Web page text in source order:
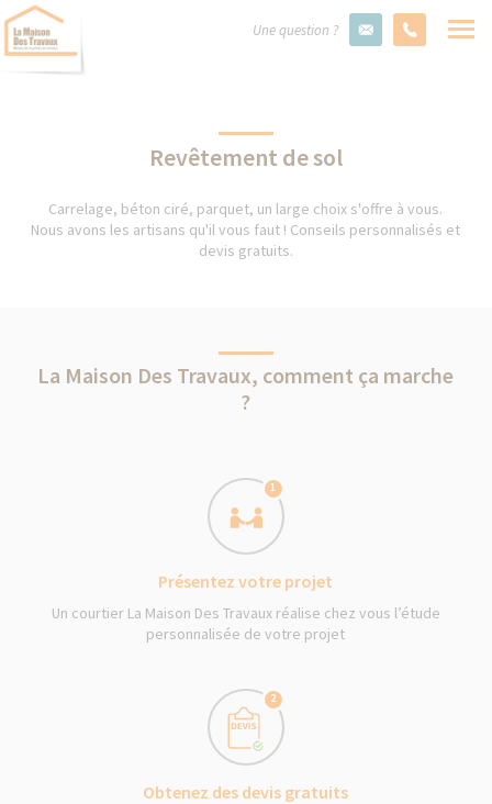
Une question ?
Revêtement de sol
Carrelage, béton ciré, parquet, un large choix s'offre à vous.
Nous avons les artisans qu'il vous faut ! Conseils personnalisés et
devis gratuits.
La Maison Des Travaux, comment ça marche
?
1
Présentez votre projet
Un courtier La Maison Des Travaux réalise chez vous l’étude
personnalisée de votre projet
2
Obtenez des devis gratuits